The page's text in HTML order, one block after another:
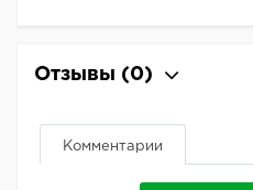
Отзывы (0)
Комментарии